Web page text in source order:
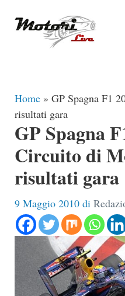
Home » GP Spagna F1
risultati gara
GP Spagna
Circuito di
risultati gara
9 Maggio 2010 di